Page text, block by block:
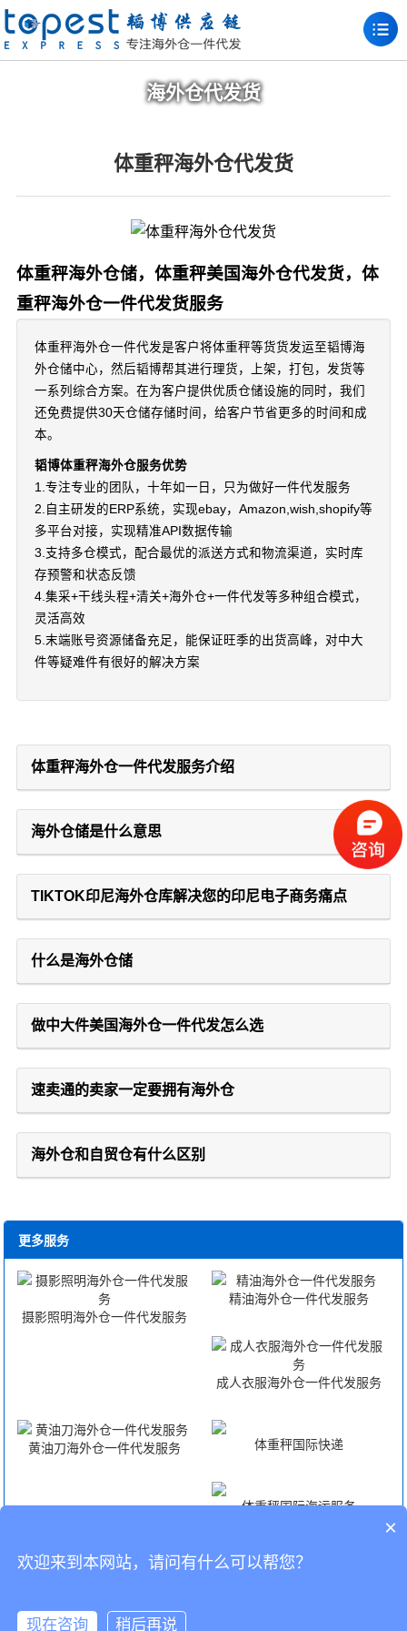
海外仓代发货
体重秤海外仓代发货
体重秤海外仓储，体重秤美国海外仓代发货，体
重秤海外仓一件代发货服务
体重秤海外仓一件代发是客户将体重秤等货货发运至韬博海
外仓储中心，然后韬博帮其进行理货，上架，打包，发货等
一系列综合方案。在为客户提供优质仓储设施的同时，我们
还免费提供30天仓储存储时间，给客户节省更多的时间和成
本。
韬博体重秤海外仓服务优势
1.专注专业的团队，十年如一日，只为做好一件代发服务
2.自主研发的ERP系统，实现ebay，Amazon,wish,shopify等
多平台对接，实现精准API数据传输
3.支持多仓模式，配合最优的派送方式和物流渠道，实时库
存预警和状态反馈
4.集采+干线头程+清关+海外仓+一件代发等多种组合模式，
灵活高效
5.末端账号资源储备充足，能保证旺季的出货高峰，对中大
件等疑难件有很好的解决方案
体重秤海外仓一件代发服务介绍
海外仓储是什么意思
TIKTOK印尼海外仓库解决您的印尼电子商务痛点
什么是海外仓储
做中大件美国海外仓一件代发怎么选
速卖通的卖家一定要拥有海外仓
海外仓和自贸仓有什么区别
更多服务
摄影照明海外仓一件代发服务
精油海外仓一件代发服务
成人衣服海外仓一件代发服务
黄油刀海外仓一件代发服务 体重秤国际快递
体重秤国际海运服务
体重秤国际空运服务 体重秤FBA头程
CopyRight © 深圳市韬博供应链有限公司
×
欢迎来到本网站，请问有什么可以帮您？
现在咨询 稍后再说